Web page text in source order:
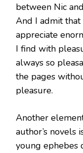
between Nic
And I admit that
appreciate
I find with
always so
the pages
pleasure.
Another
author’s novels
young ephebes